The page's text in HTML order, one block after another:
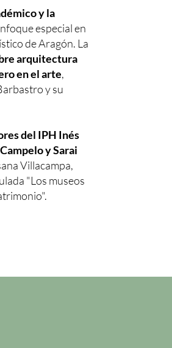
y la
especial en
de Aragón. La
arquitectura
en el arte,
y su
del IPH Inés
y Sarai
Villacampa,
"Los museos